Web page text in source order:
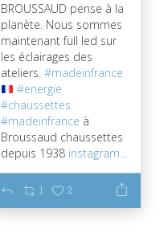
BROUSSAUD pense à la
planète. Nous sommes
maintenant full led sur
les éclairages des
ateliers.#madeinfrance
#energie
#chaussettes
#madeinfrance à
Broussaud chaussettes
depuis 1938 instagram...
1 2